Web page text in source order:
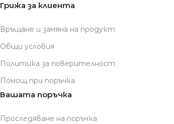
Грижа за клиента
Връщане и замяна на продукт
Общи условия
Политика за поверителност
Помощ при поръчка
Вашата поръчка
Проследяване на поръчка